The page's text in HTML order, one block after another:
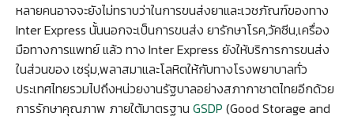
หลายคนอาจจะยังไม่ทราบว่าในการขนส่งยาและเวชภัณฑ์ของทาง
Inter Express นั้นนอกจะเป็นการขนส่ง ยารักษาโรค,วัคซีน,เครื่อง
มือทางการแพทย์ แล้ว ทาง Inter Express ยังให้บริการการขนส่ง
ในส่วนของ เซรุ่ม,พลาสมาและโลหิตให้กับทางโรงพยาบาลทั่ว
ประเทศไทยรวมไปถึงหน่วยงานรัฐบาลอย่างสภากาชาตไทยอีกด้วย
การรักษาคุณภาพ ภายใต้มาตรฐาน GSDP (Good Storage and